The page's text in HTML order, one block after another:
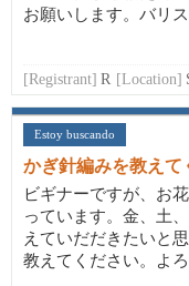
お願いします。バリ
[Registrant] R [Location]
Estoy buscando
かぎ針編みを教えて
ビギナーですが、お
っています。金、土
えていだだきたいと
教えてください。よ